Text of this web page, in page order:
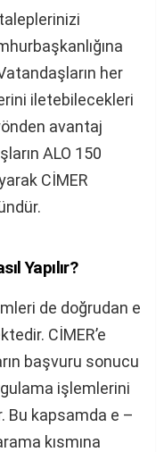
her
iletebilecekleri
avantaj
ALO 150
CİMER
Yapılır?
de doğrudan e
CİMER’e
başvuru sonucu
işlemlerini
Bu kapsamda e –
kısmına